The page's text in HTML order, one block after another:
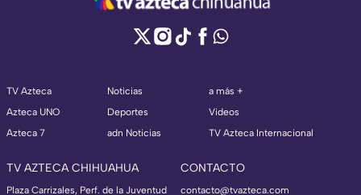
TV Azteca
Azteca UNO
Azteca 7
Noticias
Deportes
adn Noticias
a más +
Videos
TV Azteca Internacional
TV AZTECA CHIHUAHUA
Plaza Carrizales, Perf. de la Juventud
CONTACTO
contacto@tvazteca.com